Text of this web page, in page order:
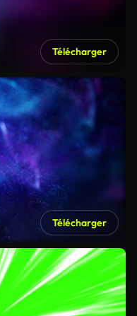
Télécharger
Télécharger